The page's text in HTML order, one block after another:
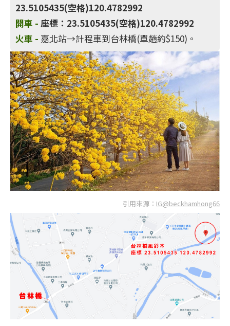
23.5105435(空格)120.4782992
開車 - 座標：23.5105435(空格)120.4782992
火車 - 嘉北站→計程車到台林橋(單趟約$150)。
引用來源： IG@beckhamhong66